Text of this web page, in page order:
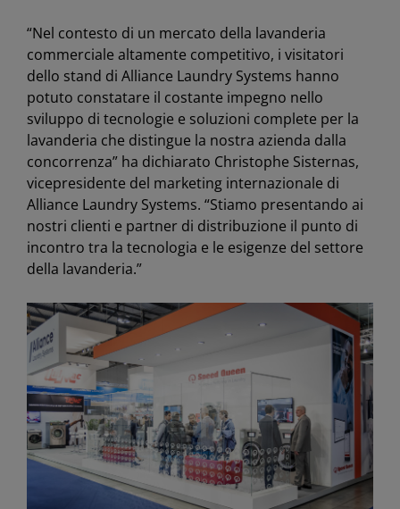
“Nel contesto di un mercato della lavanderia
commerciale altamente competitivo, i visitatori
dello stand di Alliance Laundry Systems hanno
potuto constatare il costante impegno nello
sviluppo di tecnologie e soluzioni complete per la
lavanderia che distingue la nostra azienda dalla
concorrenza” ha dichiarato Christophe Sisternas,
vicepresidente del marketing internazionale di
Alliance Laundry Systems. “Stiamo presentando ai
nostri clienti e partner di distribuzione il punto di
incontro tra la tecnologia e le esigenze del settore
della lavanderia.”